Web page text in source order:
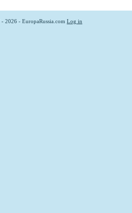
2026 - EuropaRussia.com Log in